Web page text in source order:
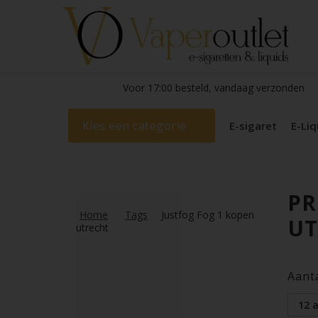
Voor 17:00 besteld, vandaag verzonden
Kies een categorie E-sigaret E-
Home Tags
Justfog Fog 1 kopen
utrecht